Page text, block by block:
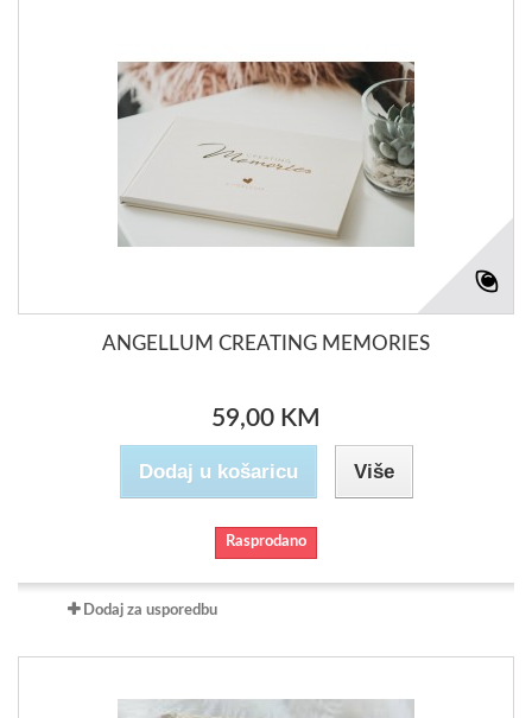
ANGELLUM CREATING MEMORIES
59,00 KM
Dodaj u košaricu Više
Rasprodano
Dodaj za usporedbu